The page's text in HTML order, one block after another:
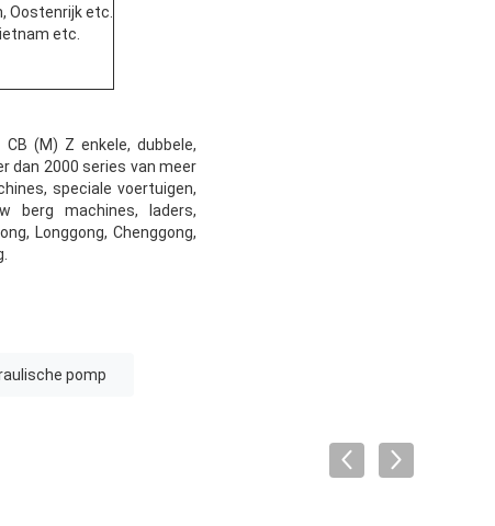
Oostenrijk etc.
etc.
CB (M) Z enkele, dubbele,
dan 2000 series van meer
speciale voertuigen,
berg machines, laders,
Longgong, Chenggong,
pomp